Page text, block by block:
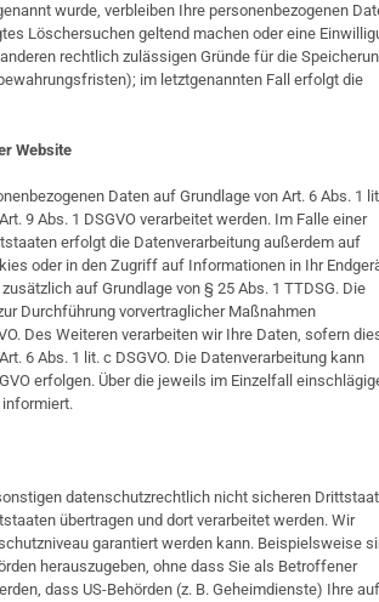
wurde, verbleiben Ihre personenbezogenen
Löschersuchen geltend machen oder eine
rechtlich zulässigen Gründe für die
im letztgenannten Fall erfolgt die
Website
Daten auf Grundlage von Art. 6 Abs. 1
9 Abs. 1 DSGVO verarbeitet werden. Im Falle einer
erfolgt die Datenverarbeitung außerdem auf
oder in den Zugriff auf Informationen in Ihr
auf Grundlage von § 25 Abs. 1 TTDSG. Die
Durchführung vorvertraglicher Maßnahmen
Des Weiteren verarbeiten wir Ihre Daten, sofern
6 Abs. 1 lit. c DSGVO. Die Datenverarbeitung kann
erfolgen. Über die jeweils im Einzelfall
informiert.
datenschutzrechtlich nicht sicheren
übertragen und dort verarbeitet werden. Wir
garantiert werden kann. Beispielsweise
herauszugeben, ohne dass Sie als Betroffener
dass US-Behörden (z. B. Geheimdienste) Ihre auf